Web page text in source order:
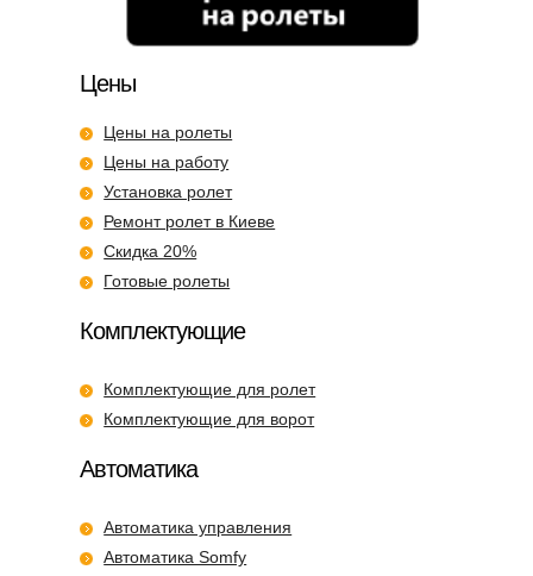
Цены
Цены на ролеты
Цены на работу
Установка ролет
Ремонт ролет в Киеве
Скидка 20%
Готовые ролеты
Комплектующие
Комплектующие для ролет
Комплектующие для ворот
Автоматика
Автоматика управления
Автоматика Somfy